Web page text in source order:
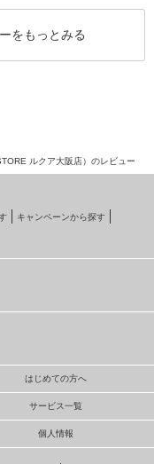
をもっとみる
ルクア大阪店）のレビュー
キャンペーンから探す
はじめての方へ
サービス一覧
個人情報